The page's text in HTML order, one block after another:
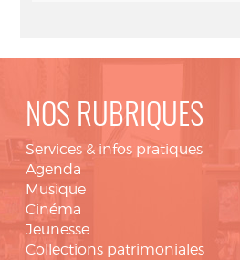
NOS RUBRIQUES
Services & infos pratiques
Agenda
Musique
Cinéma
Jeunesse
Collections patrimoniales